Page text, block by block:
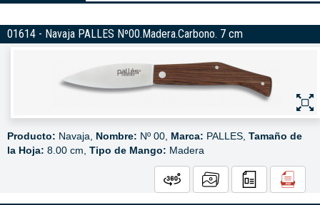
01614 - Navaja PALLES Nº00.Madera.Carbono. 7 cm
Producto: Navaja, Nombre: Nº 00, Marca: PALLES, Tamaño de
la Hoja: 8.00 cm, Tipo de Mango: Madera